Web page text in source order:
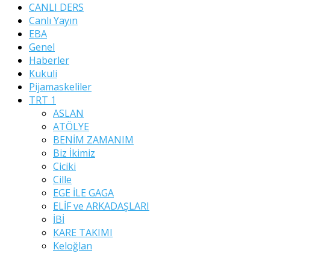
CANLI DERS
Canlı Yayın
EBA
Genel
Haberler
Kukuli
Pijamaskeliler
TRT 1
ASLAN
ATÖLYE
BENİM ZAMANIM
Biz İkimiz
Ciciki
Cille
EGE İLE GAGA
ELİF ve ARKADAŞLARI
İBİ
KARE TAKIMI
Keloğlan